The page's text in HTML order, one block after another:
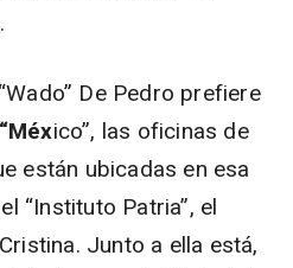
De Pedro prefiere
ico”, las oficinas de
están ubicadas en esa
“Instituto Patria”, el
Junto a ella está,